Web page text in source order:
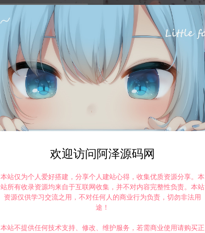
欢迎访问阿泽源码网
本站仅为个人爱好搭建，分享个人建站心得，收集优质资源分享。本
站所有收录资源均来自于互联网收集，并不对内容完整性负责。本站
资源仅供学习交流之用，不对任何人的商业行为负责，切勿非法用
途！
本站不提供任何技术支持、修改、维护服务，若需商业使用请购买正